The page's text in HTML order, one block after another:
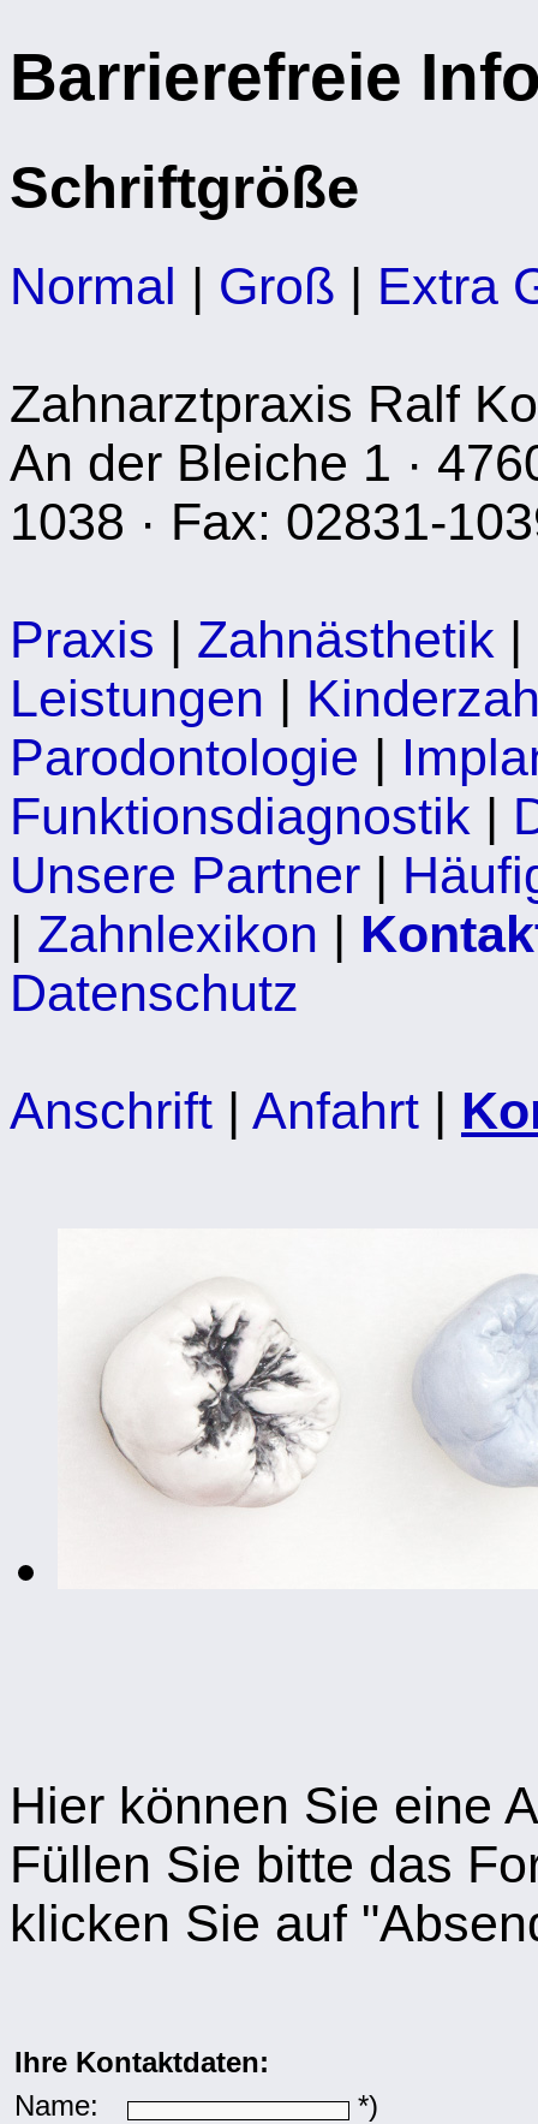
Barrierefreie
Schriftgröße
Normal | Groß | Extra
Zahnarztpraxis Ralf
An der Bleiche 1 ·
1038 · Fax: 02831-
Praxis | Zahnästhetik |
Leistungen |
Parodontologie |
Funktionsdiagnostik |
Unsere Partner |
| Zahnlexikon |
Datenschutz
Anschrift | Anfahrt |
Hier können Sie eine
Füllen Sie bitte das
klicken Sie auf
Ihre Kontaktdaten:
Name:
*)